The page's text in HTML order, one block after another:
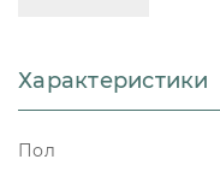
Характеристики
Пол